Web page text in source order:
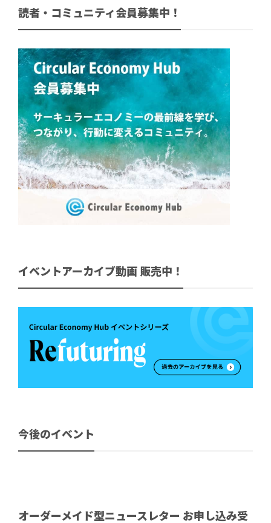
読者・コミュニティ会員募集中！
イベントアーカイブ動画 販売中！
今後のイベント
オーダーメイド型ニュースレター お申し込み受